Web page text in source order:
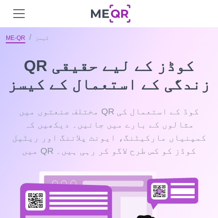
ME-QR کیسز
QR کوڈز کے لیے حقیقی
زندگی کے استعمال کے کیسز
مختلف صنعتوں میں QR کوڈ کے استعمال کی
مثالوں کے بارے میں جانیں۔ دیکھیں کہ
کمپنیاں مارکیٹنگ، ایونٹ پلاننگ اور ریٹیل
میں QR کوڈز کو کس طرح لاگو کر رہی ہیں۔